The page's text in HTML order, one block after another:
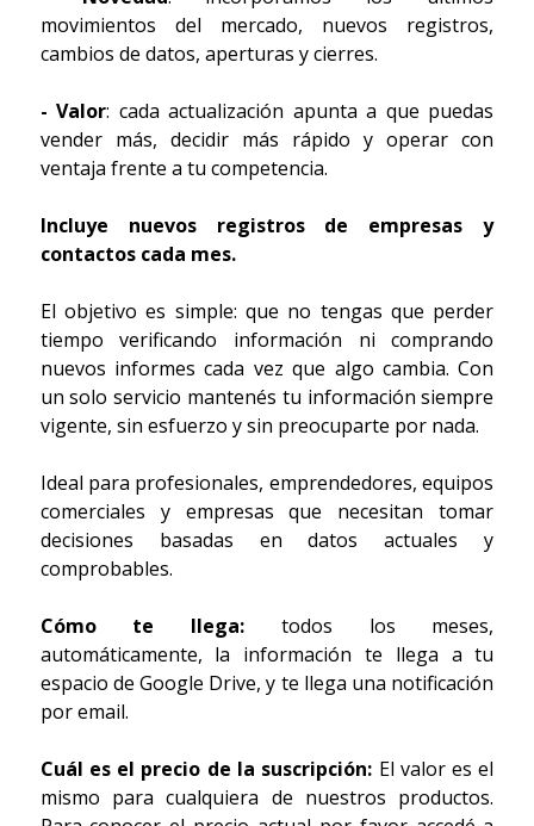
movimientos del mercado, nuevos registros,
cambios de datos, aperturas y cierres.
- Valor: cada actualización apunta a que puedas
vender más, decidir más rápido y operar con
ventaja frente a tu competencia.
Incluye nuevos registros de empresas y
contactos cada mes.
El objetivo es simple: que no tengas que perder
tiempo verificando información ni comprando
nuevos informes cada vez que algo cambia. Con
un solo servicio mantenés tu información siempre
vigente, sin esfuerzo y sin preocuparte por nada.
Ideal para profesionales, emprendedores, equipos
comerciales y empresas que necesitan tomar
decisiones basadas en datos actuales y
comprobables.
Cómo te llega: todos los meses,
automáticamente, la información te llega a tu
espacio de Google Drive, y te llega una notificación
por email.
Cuál es el precio de la suscripción: El valor es el
mismo para cualquiera de nuestros productos.